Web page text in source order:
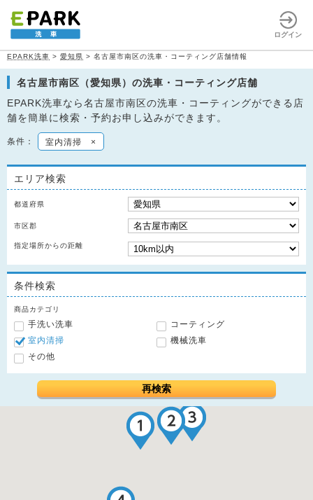
ログイン
EPARK洗車 > 愛知県 > 名古屋市南区の洗車・コーティング店舗情報
名古屋市南区（愛知県）の洗車・コーティング店舗
EPARK洗車なら名古屋市南区の洗車・コーティングができる店
舗を簡単に検索・予約お申し込みができます。
条件： 室内清掃 ×
エリア検索
都道府県
市区郡
指定場所からの距離
条件検索
商品カテゴリ
手洗い洗車
コーティング
室内清掃
機械洗車
その他
再検索